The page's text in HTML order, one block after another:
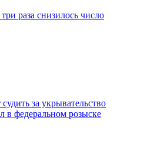
раза снизилось число
за укрывательство
федеральном розыске